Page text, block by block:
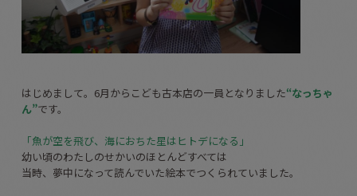
はじめまして。6月からこども古本店の一員となりました“なっちゃ
ん”です。
「魚が空を飛び、海におちた星はヒトデになる」
幼い頃のわたしのせかいのほとんどすべては
当時、夢中になって読んでいた絵本でつくられていました。